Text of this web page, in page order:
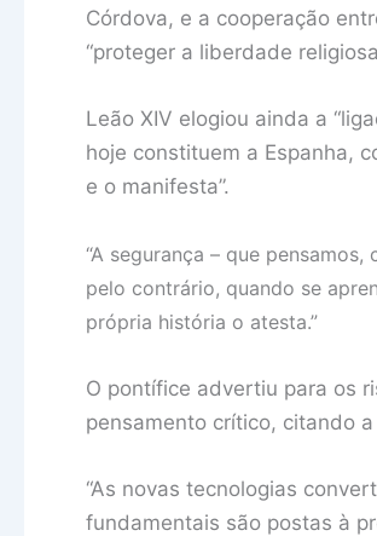
Córdova, e a cooperação
“proteger a liberdade
Leão XIV elogiou ainda a
hoje constituem a Espanha,
e o manifesta”.
“A segurança – que
pelo contrário, quando se
própria história o atesta.”
O pontífice advertiu para os
pensamento crítico, citando a
“As novas tecnologias
fundamentais são postas à